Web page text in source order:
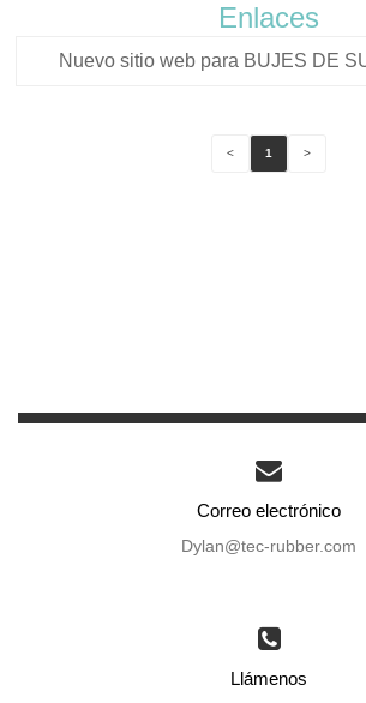
Enlaces
Nuevo sitio web para BUJES DE
< 1 >
Correo electrónico
Dylan@tec-rubber.com
Llámenos